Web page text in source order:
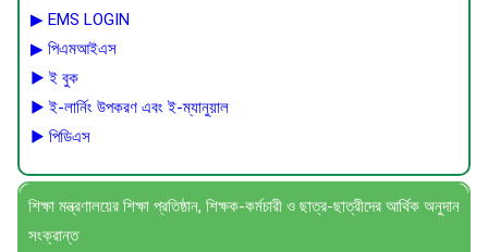
▶ EMS LOGIN
▶ পিএমআইএস
▶ ই বুক
▶ ই-লার্নিং উপকরণ এবং ই-ম্যানুয়াল
▶ পিডিএস
শিক্ষা মন্ত্রণালয়ের শিক্ষা প্রতিষ্ঠান, শিক্ষক-কর্মচারী ও ছাত্র-ছাত্রীদের আর্থিক অনুদান
সংক্রান্ত